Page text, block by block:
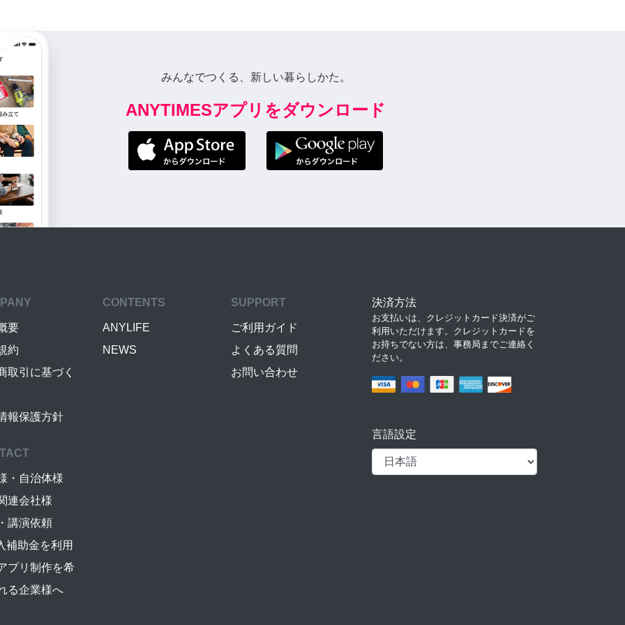
みんなでつくる、新しい暮らしかた。
ANYTIMESアプリをダウンロード
要
約
取引に基づく
報保護方針
CONTENTS
ANYLIFE
NEWS
SUPPORT
ご利用ガイド
よくある質問
お問い合わせ
・自治体様
連会社様
講演依頼
補助金を利用
プリ制作を希
る企業様へ
決済方法
お支払いは、クレジットカード決済がご
利用いただけます。クレジットカードを
お持ちでない方は、事務局までご連絡く
ださい。
言語設定